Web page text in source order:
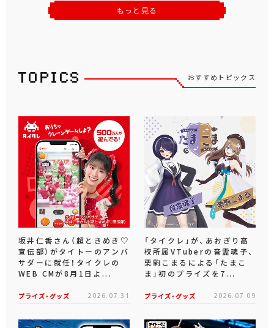
もっと見る
おすすめトピックス
坂井仁香さん（超ときめき♡
宣伝部）がタイトーのアンバ
サダーに就任！タイクレの
WEB CMが8月1日よ...
プライズ・グッズ 2026.07.31
「タイクレ」が、あおぎり高
校所属VTuberの音霊魂子、
栗駒こまるによる「たまこ
ま」初のプライズを7...
プライズ・グッズ 2026.07.09